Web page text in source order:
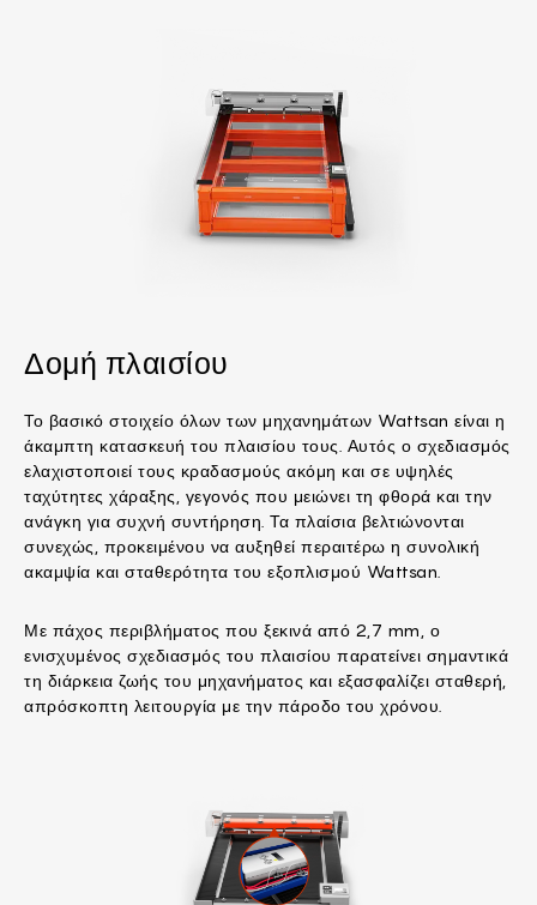
Δομή πλαισίου
Το βασικό στοιχείο όλων των μηχανημάτων Wattsan είναι η
άκαμπτη κατασκευή του πλαισίου τους. Αυτός ο σχεδιασμός
ελαχιστοποιεί τους κραδασμούς ακόμη και σε υψηλές
ταχύτητες χάραξης, γεγονός που μειώνει τη φθορά και την
ανάγκη για συχνή συντήρηση. Τα πλαίσια βελτιώνονται
συνεχώς, προκειμένου να αυξηθεί περαιτέρω η συνολική
ακαμψία και σταθερότητα του εξοπλισμού Wattsan.
Με πάχος περιβλήματος που ξεκινά από 2,7 mm, ο
ενισχυμένος σχεδιασμός του πλαισίου παρατείνει σημαντικά
τη διάρκεια ζωής του μηχανήματος και εξασφαλίζει σταθερή,
απρόσκοπτη λειτουργία με την πάροδο του χρόνου.